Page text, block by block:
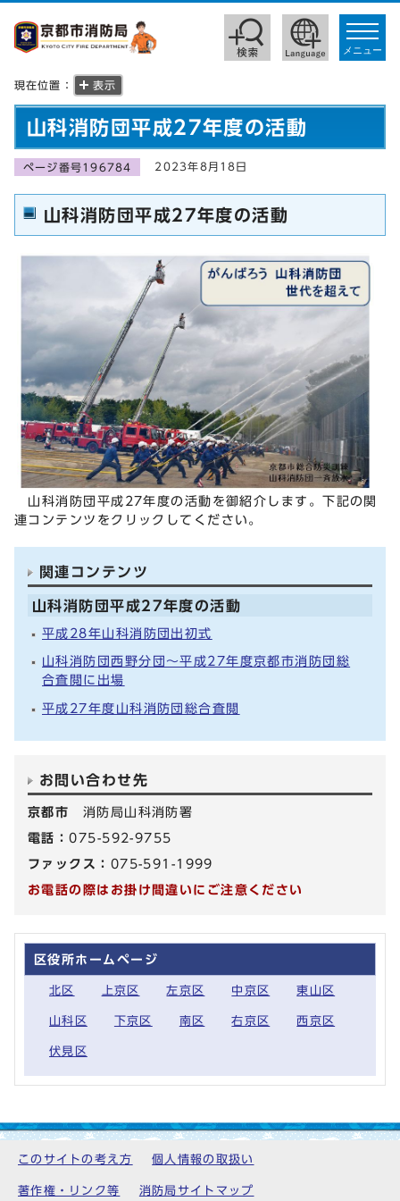
toggle
メニュー
現在位置： 表示
山科消防団平成27年度の活動
ページ番号196784 2023年8月18日
山科消防団平成27年度の活動
山科消防団平成27年度の活動を御紹介します。下記の関
連コンテンツをクリックしてください。
関連コンテンツ
山科消防団平成27年度の活動
平成28年山科消防団出初式
山科消防団西野分団～平成27年度京都市消防団総
合査閲に出場
平成27年度山科消防団総合査閲
お問い合わせ先
京都市 消防局山科消防署
電話：075-592-9755
ファックス： 075-591-1999
お電話の際はお掛け間違いにご注意ください
区役所ホームページ
北区 上京区 左京区 中京区 東山区
山科区 下京区 南区 右京区 西京区
伏見区
このサイトの考え方 個人情報の取扱い
著作権・リンク等 消防局サイトマップ